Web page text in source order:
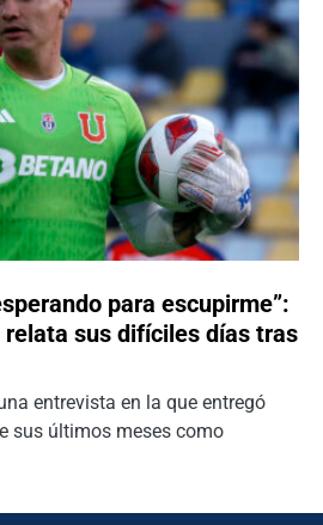
para escupirme”:
sus difíciles días tras
entrevista en la que entregó
sus últimos meses como